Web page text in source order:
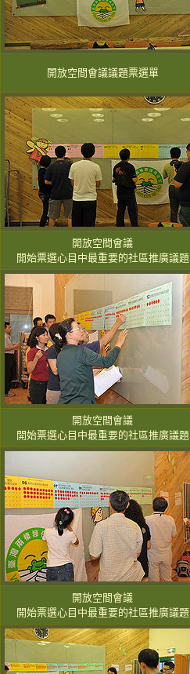
開放空間會議議題票選單
開放空間會議
開始票選心目中最重要的社區推廣議題
開放空間會議
開始票選心目中最重要的社區推廣議題
開放空間會議
開始票選心目中最重要的社區推廣議題